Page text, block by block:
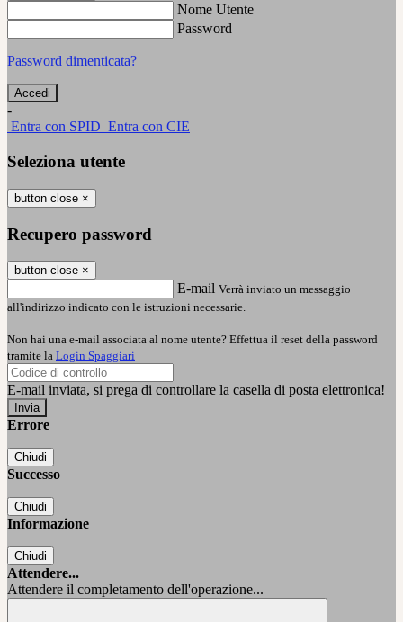
Nome Utente
Password
Password dimenticata?
-
Entra con SPID Entra con CIE
Seleziona utente
button close ×
Recupero password
button close ×
E-mail Verrà inviato un messaggio
all'indirizzo indicato con le istruzioni necessarie.
Non hai una e-mail associata al nome utente? Effettua il reset della password
tramite la Login Spaggiari
E-mail inviata, si prega di controllare la casella di posta elettronica!
Errore
Chiudi
Successo
Chiudi
Informazione
Chiudi
Attendere...
Attendere il completamento dell'operazione...